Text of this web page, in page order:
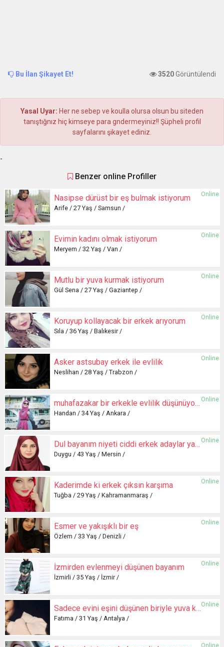
Bu İlan Şikayet Et! 3520Görüntülendi
Yasal Uyar: Her ne sebep ve koulla olursa olsun bu siteden
tanıştığnız hiç kimseye para gndermeyiniz!! Şüpheli profil
sayfalarını şikayet ediniz.
-
Benzer online Profiller
Online
Nasipse dürüst bir eş bulmak istiyorum
Arife / 27 Yaş / Samsun /
Online
Evimin kadını olmak istiyorum
Meryem / 32 Yaş / Van /
Online
Mutlu bir yuva kurmak istiyorum
Gül Sena / 27 Yaş / Gaziantep /
Online
Koruyup kollayacak bir erkek arıyorum
Sıla / 36 Yaş / Balıkesir /
Online
Asker astsubay erkek ile evlilik
Neslihan / 28 Yaş / Trabzon /
Online
muhafazakar bir erkekle evlilik düşünüyorum
Handan / 34 Yaş / Ankara /
Online
Dul bayanım niyeti ciddi erkek adaylar yazsın
Duygu / 43 Yaş / Mersin /
Online
Kaderimde ki erkek çıksın karşıma
Tuğba / 29 Yaş / Kahramanmaraş /
Online
Esmer ve yakışıklı bir eş
Özlem / 33 Yaş / Denizli /
Online
İzmirden evlenmeyi düşünen bayanım
İzmirli / 35 Yaş / İzmir /
Online
Sadece evini eşini düşünen biriyle yuva kurmak istiyorum
Fatıma / 31 Yaş / Antalya /
Online